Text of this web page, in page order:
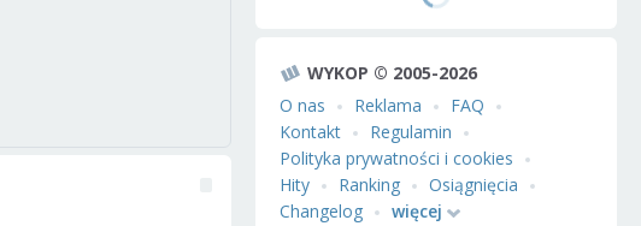
WYKOP © 2005-2026
O nas
Reklama
FAQ
Kontakt
Regulamin
Polityka prywatności i cookies
Hity
Ranking
Osiągnięcia
Changelog
więcej